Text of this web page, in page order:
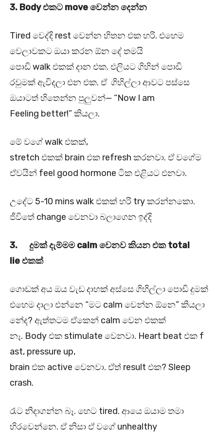
3. Bodyඑකට moveවෙන්න දෙන්න
Tired වෙද්දි rest වෙන්න හිතන එක හරි. එහෙම
වෙලාවකට ඔයා කරන ඕන දේ තමයි
පොඩි walk එකක් දාන එක. එලියට ගිහින් පොඩි
රවුමක් ඇවිදලා එන එක. ඒ ගිහිල්ලා ආවට පස්සෙ
ඔයාටත් හිතෙන්න පුලුවන්— “Now I am
Feeling better!” කියලා.
මේ වගේ walk එකක්,
stretch එකක් brain එක refresh කරනවා. ඒ වගේම
ඒවයින් feel good hormone ටික එළියට එනවා.
උදේට 5-10 mins walk එකක් හරි try කරන්නකො.
ජීවිතේ change වෙනවා බලාගෙන ඉද්දි
3. දුමක් දැම්මම calmවෙනව කියන එක total
lieඑකක්
ගොඩක් අය ඔය වැඩ දාහක් අස්සෙ ගිහිල්ලා පොඩි දුමක්
එහෙම දාලා එන්නෙ “මට calm වෙන්න ඕනෙ” කියලා
නේද? ඇත්තටම ඒකෙන් calm වෙන එකක්
නෑ. Body එක stimulate වෙනවා. Heart beat එක f
ast, pressure up,
brain එක active වෙනවා. ඒත් result එක? Sleep
crash.
රෑට නිදාගන්න බෑ. හෙට tired. ආයෙ ඔයාම තමා
හිරවෙන්නෙ. ඒ නිසා ඒ වගේ unhealthy